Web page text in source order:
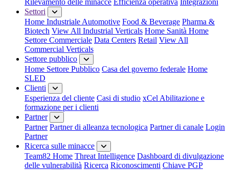
Rilevamento delle minacce Efficienza operativa Integrazioni
Settori
Home Industriale Automotive Food & Beverage Pharma &
Biotech View All Industrial Verticals Home Sanità Home
Settore Commerciale Data Centers Retail View All
Commercial Verticals
Settore pubblico
Home Settore Pubblico Casa del governo federale Home
SLED
Clienti
Esperienza del cliente Casi di studio xCel Abilitazione e
formazione per i clienti
Partner
Partner Partner di alleanza tecnologica Partner di canale Login
Partner
Ricerca sulle minacce
Team82 Home Threat Intelligence Dashboard di divulgazione
delle vulnerabilità Ricerca Riconoscimenti Chiave PGP